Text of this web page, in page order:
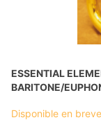
ESSENTIAL
BARITONE/
Disponible en breve